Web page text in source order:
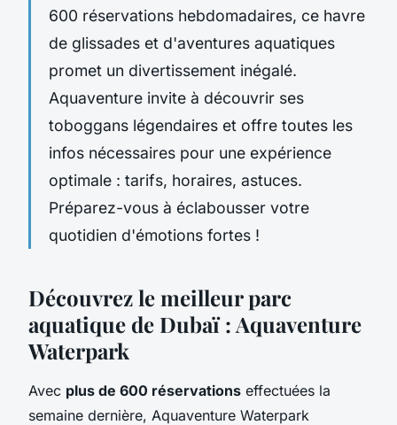
600 réservations hebdomadaires, ce havre
de glissades et d'aventures aquatiques
promet un divertissement inégalé.
Aquaventure invite à découvrir ses
toboggans légendaires et offre toutes les
infos nécessaires pour une expérience
optimale : tarifs, horaires, astuces.
Préparez-vous à éclabousser votre
quotidien d'émotions fortes !
Découvrez le meilleur parc
aquatique de Dubaï : Aquaventure
Waterpark
Avec plus de 600 réservations effectuées la
semaine dernière, Aquaventure Waterpark